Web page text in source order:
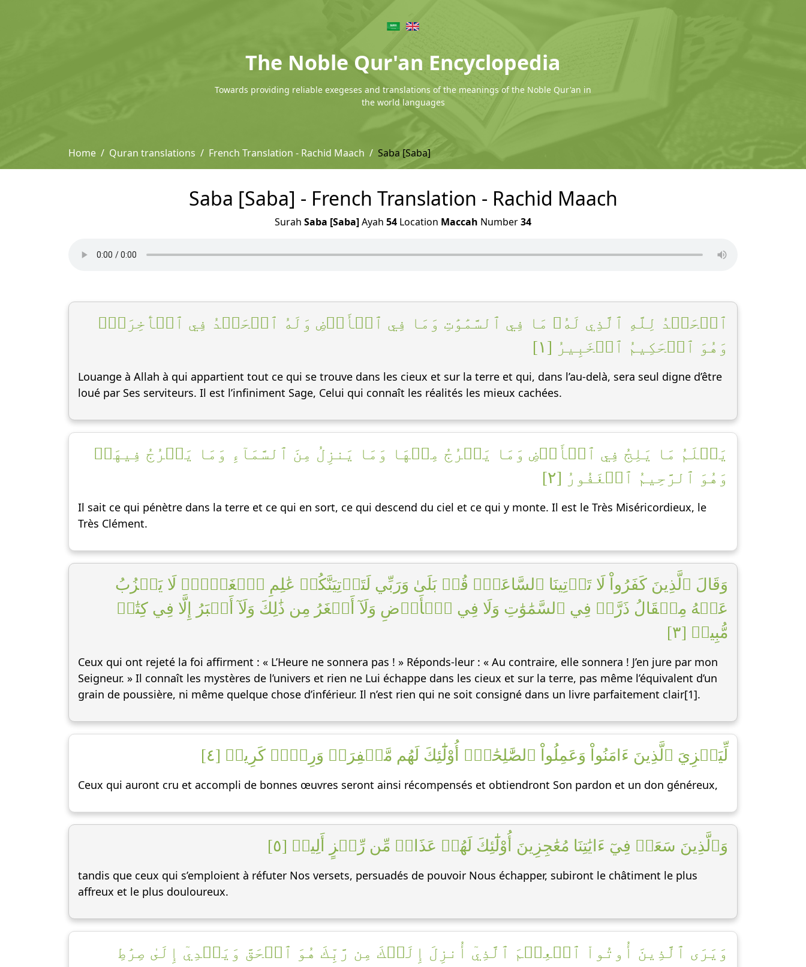
The Noble Qur'an Encyclopedia
Towards providing reliable exegeses and translations of the meanings of the Noble Qur'an in
the world languages
Home Quran translations French Translation - Rachid Maach Saba [Saba]
Saba [Saba] - French Translation - Rachid Maach
Surah Saba [Saba]Ayah 54 Location Maccah Number34
ٱلۡحَمۡدُ لِلَّهِ ٱلَّذِي لَهُۥ مَا فِي ٱلسَّمَٰوَٰتِ وَمَا فِي ٱلۡأَرۡضِ وَلَهُ ٱلۡحَمۡدُ فِي ٱلۡأٓخِرَةِۚ
وَهُوَ ٱلۡحَكِيمُ ٱلۡخَبِيرُ [١]
Louange à Allah à qui appartient tout ce qui se trouve dans les cieux et sur la terre et qui, dans l’au-delà, sera seul digne d’être
loué par Ses serviteurs. Il est l’infiniment Sage, Celui qui connaît les réalités les mieux cachées.
يَعۡلَمُ مَا يَلِجُ فِي ٱلۡأَرۡضِ وَمَا يَخۡرُجُ مِنۡهَا وَمَا يَنزِلُ مِنَ ٱلسَّمَآءِ وَمَا يَعۡرُجُ فِيهَاۚ
وَهُوَ ٱلرَّحِيمُ ٱلۡغَفُورُ [٢]
Il sait ce qui pénètre dans la terre et ce qui en sort, ce qui descend du ciel et ce qui y monte. Il est le Très Miséricordieux, le
Très Clément.
وَقَالَ ٱلَّذِينَ كَفَرُواْ لَا تَأۡتِينَا ٱلسَّاعَةُۖ قُلۡ بَلَىٰ وَرَبِّي لَتَأۡتِيَنَّكُمۡ عَٰلِمِ ٱلۡغَيۡبِۖ لَا يَعۡزُبُ
عَنۡهُ مِثۡقَالُ ذَرَّةٖ فِي ٱلسَّمَٰوَٰتِ وَلَا فِي ٱلۡأَرۡضِ وَلَآ أَصۡغَرُ مِن ذَٰلِكَ وَلَآ أَكۡبَرُ إِلَّا فِي كِتَٰبٖ
مُّبِينٖ [٣]
Ceux qui ont rejeté la foi affirment : « L’Heure ne sonnera pas ! » Réponds-leur : « Au contraire, elle sonnera ! J’en jure par mon
Seigneur. » Il connaît les mystères de l’univers et rien ne Lui échappe dans les cieux et sur la terre, pas même l’équivalent d’un
grain de poussière, ni même quelque chose d’inférieur. Il n’est rien qui ne soit consigné dans un livre parfaitement clair[1].
لِّيَجۡزِيَ ٱلَّذِينَ ءَامَنُواْ وَعَمِلُواْ ٱلصَّٰلِحَٰتِۚ أُوْلَٰٓئِكَ لَهُم مَّغۡفِرَةٞ وَرِزۡقٞ كَرِيمٞ [٤]
Ceux qui auront cru et accompli de bonnes œuvres seront ainsi récompensés et obtiendront Son pardon et un don généreux,
وَٱلَّذِينَ سَعَوۡ فِيٓ ءَايَٰتِنَا مُعَٰجِزِينَ أُوْلَٰٓئِكَ لَهُمۡ عَذَابٞ مِّن رِّجۡزٍ أَلِيمٞ [٥]
tandis que ceux qui s’emploient à réfuter Nos versets, persuadés de pouvoir Nous échapper, subiront le châtiment le plus
affreux et le plus douloureux.
وَيَرَى ٱلَّذِينَ أُوتُواْ ٱلۡعِلۡمَ ٱلَّذِيٓ أُنزِلَ إِلَيۡكَ مِن رَّبِّكَ هُوَ ٱلۡحَقَّ وَيَهۡدِيٓ إِلَىٰ صِرَٰطِ